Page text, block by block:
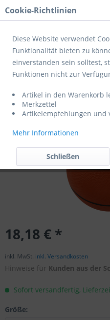
Menü
Übersicht Freizeitbälle
18,18 € *
inkl. MwSt. inkl. Versandkosten
Hinweise für Kunden aus der
Sofort versandfertig,
Größe:
Cookie-Richtlinien
Diese Website verwendet
Funktionalität bieten zu
einverstanden sein solltest,
Funktionen nicht zur
Artikel in den Warenkorb
Merkzettel
Artikelempfehlungen und
Mehr Informationen
Schließen